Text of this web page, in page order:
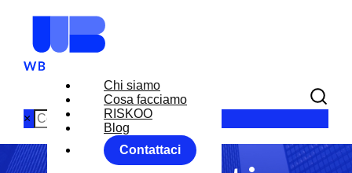
Chi siamo
Cosa facciamo
RISKOO
Blog
Contattaci
×